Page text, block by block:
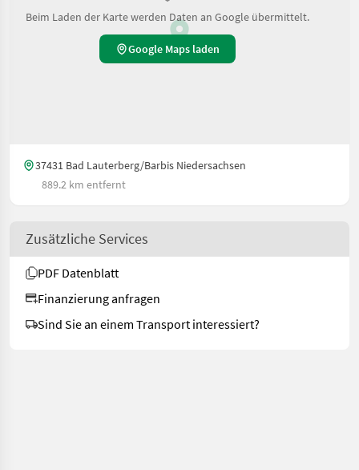
Beim Laden der Karte werden Daten an Google übermittelt.
Google Maps laden
37431 Bad Lauterberg/Barbis Niedersachsen
889.2 km entfernt
Zusätzliche Services
PDF Datenblatt
Finanzierung anfragen
Sind Sie an einem Transport interessiert?